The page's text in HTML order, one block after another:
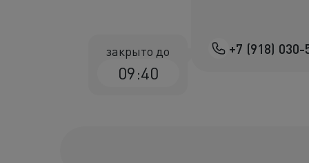
+7 (918) 030-
закрыто до
09:40